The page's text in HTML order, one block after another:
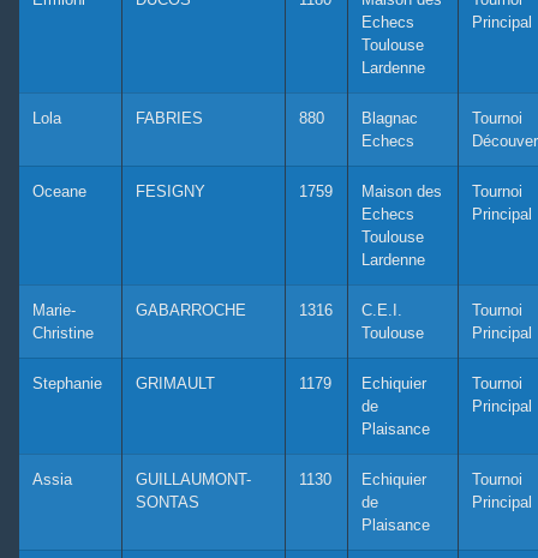
Echecs
Toulouse
Lardenne
Principal
Lola FABRIES 880
Blagnac
Echecs
Tournoi
Oceane FESIGNY 1759
Maison des
Echecs
Toulouse
Lardenne
Tournoi
Principal
Marie-
Christine
GABARROCHE 1316
C.E.I.
Toulouse
Tournoi
Principal
Stephanie GRIMAULT 1179
Echiquier
de
Plaisance
Tournoi
Principal
Assia
GUILLAUMONT-
SONTAS
1130
Echiquier
de
Plaisance
Tournoi
Principal